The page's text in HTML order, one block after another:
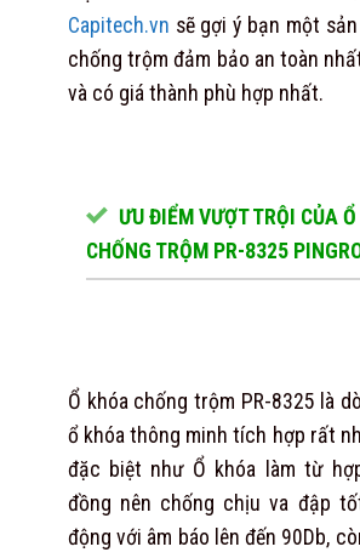
Capitech.vn sẽ gợi ý bạn một
chống trộm đảm bảo an toàn
và có giá thành phù hợp nhất.
ƯU ĐIỂM VƯỢT TRỘI CỦA
CHỐNG TRỘM PR-8325
Ổ khóa chống trộm PR-8325 là
ổ khóa thông minh tích hợp rất
đặc biệt như Ổ khóa làm từ
đồng nên chống chịu va đập
động với âm báo lên đến 90Db,